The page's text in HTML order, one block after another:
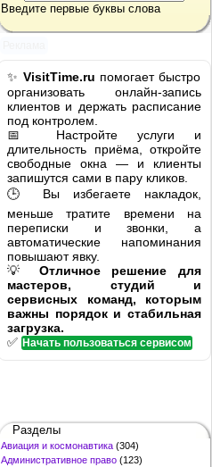
Введите первые буквы слова
✨ VisitTime.ru помогает быстро
организовать онлайн-запись
клиентов и держать расписание
под контролем.
📅 Настройте услуги и
длительность приёма, откройте
свободные окна — и клиенты
запишутся сами в пару кликов.
🕒 Вы избегаете накладок,
меньше тратите времени на
переписки и звонки, а
автоматические напоминания
повышают явку.
💡 Отличное решение для
мастеров, студий и
сервисных команд, которым
важны порядок и стабильная
загрузка.
✅ Начать пользоваться сервисом
Разделы
Авиация и космонавтика (304)
Административное право (123)